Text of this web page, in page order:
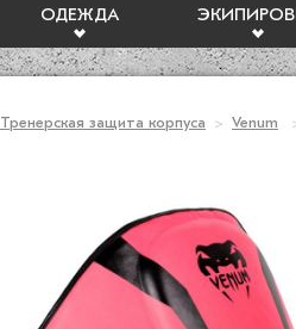
ОДЕЖДА
Тренерская защита корпуса Venum